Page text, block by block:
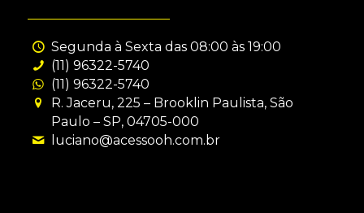
Segunda à Sexta das 08:00 às 19:00
(11) 96322-5740
(11) 96322-5740
R. Jaceru, 225 – Brooklin Paulista, São
Paulo – SP, 04705-000
luciano@acessooh.com.br